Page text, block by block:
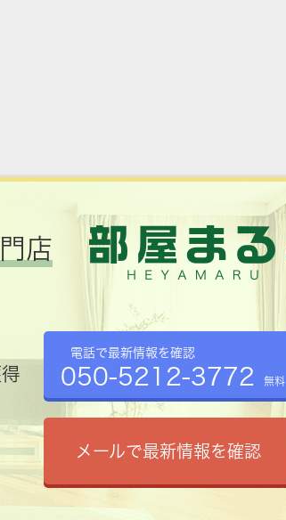
店
電話で最新情報を確認
050-5212-3772 無料
メールで最新情報を確認